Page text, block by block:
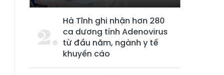
Hà Tĩnh ghi nhận hơn 280
ca dương tính Adenovirus
từ đầu năm, ngành y tế
khuyến cáo